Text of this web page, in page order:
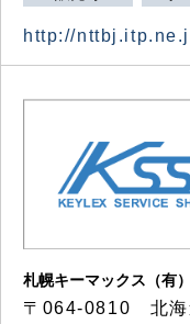
http://
札幌キーマックス（有）
〒064-0810 北海